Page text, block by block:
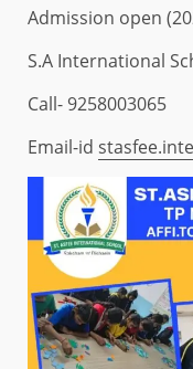
Admission open
S.A International
Call- 9258003065
Email-id